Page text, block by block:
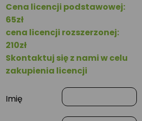
Cena licencji podstawowej:
65zł
cena licencji rozszerzonej:
210zł
Skontaktuj się z nami w celu
zakupienia licencji
Imię